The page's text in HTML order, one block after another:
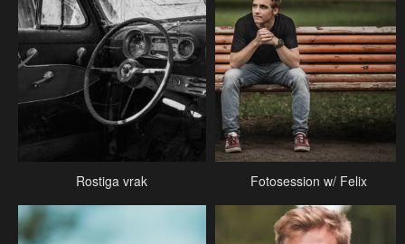
Rostiga vrak Fotosession w/ Felix